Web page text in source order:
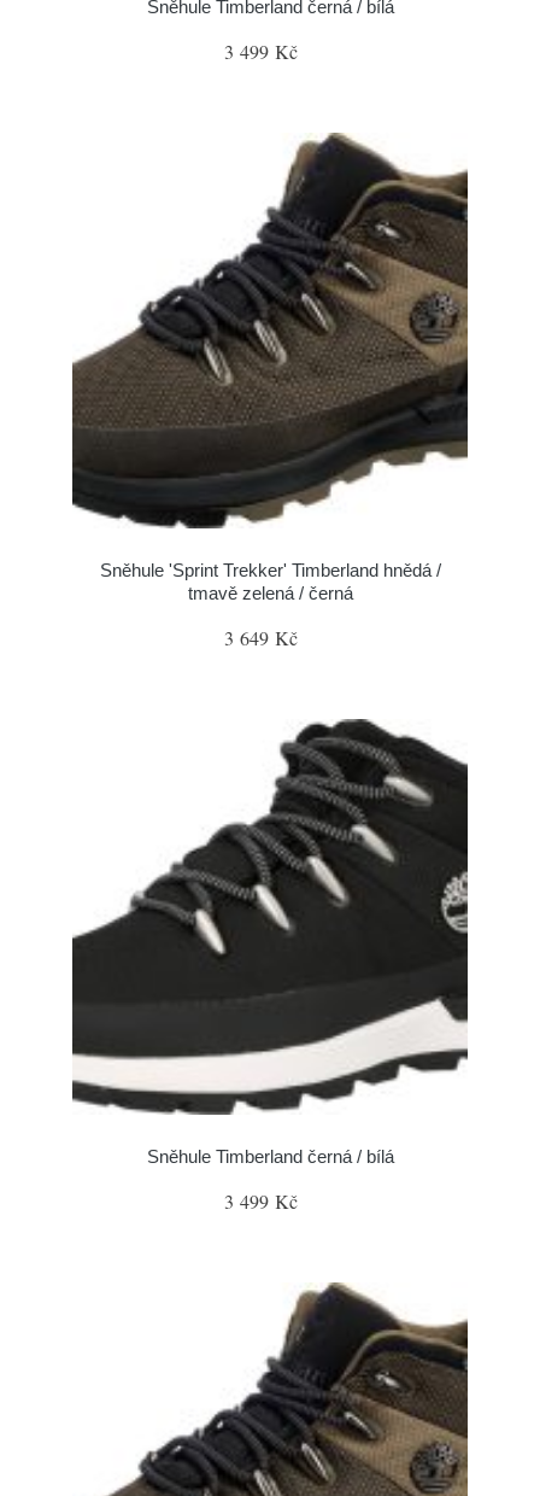
Sněhule Timberland černá / bílá
3 499 Kč
Sněhule 'Sprint Trekker' Timberland hnědá /
tmavě zelená / černá
3 649 Kč
Sněhule Timberland černá / bílá
3 499 Kč